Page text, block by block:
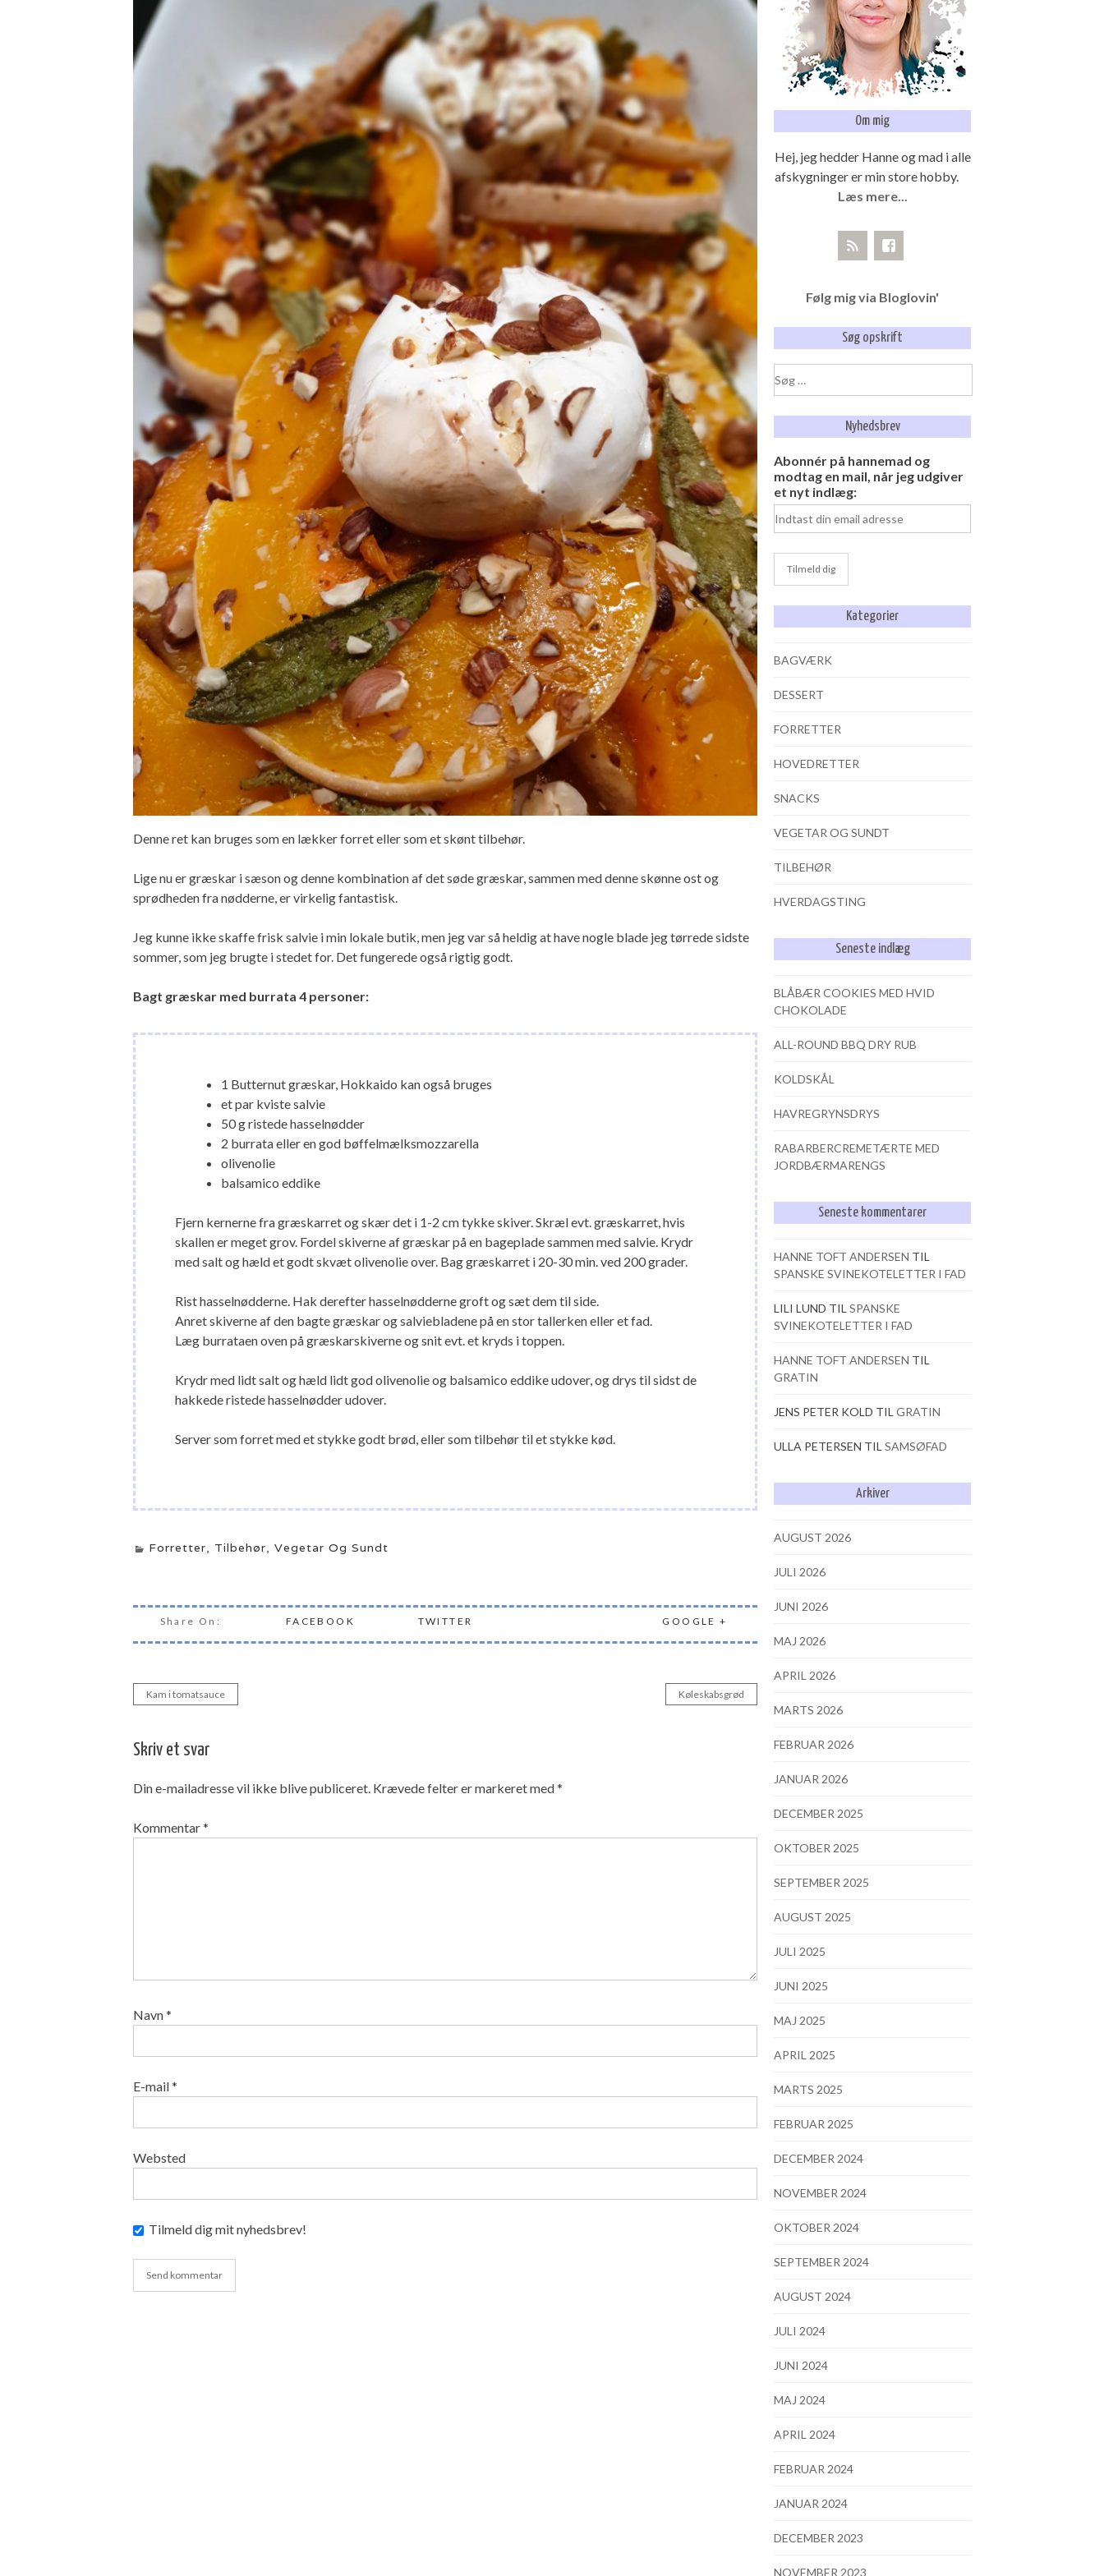
Denne ret kan bruges som en lækker forret eller som et skønt tilbehør.
Lige nu er græskar i sæson og denne kombination af det søde græskar, sammen med denne skønne ost og
sprødheden fra nødderne, er virkelig fantastisk.
Jeg kunne ikke skaffe frisk salvie i min lokale butik, men jeg var så heldig at have nogle blade jeg tørrede sidste
sommer, som jeg brugte i stedet for. Det fungerede også rigtig godt.
Bagt græskar med burrata 4 personer:
1 Butternut græskar, Hokkaido kan også bruges
et par kviste salvie
50 g ristede hasselnødder
2 burrata eller en god bøffelmælksmozzarella
olivenolie
balsamico eddike
Fjern kernerne fra græskarret og skær det i 1-2 cm tykke skiver. Skræl evt. græskarret, hvis
skallen er meget grov. Fordel skiverne af græskar på en bageplade sammen med salvie. Krydr
med salt og hæld et godt skvæt olivenolie over. Bag græskarret i 20-30 min. ved 200 grader.
Rist hasselnødderne. Hak derefter hasselnødderne groft og sæt dem til side.
Anret skiverne af den bagte græskar og salviebladene på en stor tallerken eller et fad.
Læg burrataen oven på græskarskiverne og snit evt. et kryds i toppen.
Krydr med lidt salt og hæld lidt god olivenolie og balsamico eddike udover, og drys til sidst de
hakkede ristede hasselnødder udover.
Server som forret med et stykke godt brød, eller som tilbehør til et stykke kød.
Forretter, Tilbehør, Vegetar Og Sundt
Share On: FACEBOOK TWITTER GOOGLE +
Indlægsnavigation
Kam i tomatsauce Køleskabsgrød
Skriv et svar
Din e-mailadresse vil ikke blive publiceret. Krævede felter er markeret med*
Kommentar*
Navn*
E-mail*
Websted
Tilmeld dig mit nyhedsbrev!
Om mig
Hej, jeg hedder Hanne og mad i alle
afskygninger er min store hobby.
Læs mere...
Følg mig via Bloglovin'
Søg opskrift
Søg
efter:
Nyhedsbrev
Abonnér på hannemad og
modtag en mail, når jeg udgiver
et nyt indlæg:
Kategorier
BAGVÆRK
DESSERT
FORRETTER
HOVEDRETTER
SNACKS
VEGETAR OG SUNDT
TILBEHØR
HVERDAGSTING
Seneste indlæg
BLÅBÆR COOKIES MED HVID
CHOKOLADE
ALL-ROUND BBQ DRY RUB
KOLDSKÅL
HAVREGRYNSDRYS
RABARBERCREMETÆRTE MED
JORDBÆRMARENGS
Seneste kommentarer
HANNE TOFT ANDERSEN TIL
SPANSKE SVINEKOTELETTER I FAD
LILI LUND TIL SPANSKE
SVINEKOTELETTER I FAD
HANNE TOFT ANDERSEN TIL
GRATIN
JENS PETER KOLD TIL GRATIN
ULLA PETERSEN TIL SAMSØFAD
Arkiver
AUGUST 2026
JULI 2026
JUNI 2026
MAJ 2026
APRIL 2026
MARTS 2026
FEBRUAR 2026
JANUAR 2026
DECEMBER 2025
OKTOBER 2025
SEPTEMBER 2025
AUGUST 2025
JULI 2025
JUNI 2025
MAJ 2025
APRIL 2025
MARTS 2025
FEBRUAR 2025
DECEMBER 2024
NOVEMBER 2024
OKTOBER 2024
SEPTEMBER 2024
AUGUST 2024
JULI 2024
JUNI 2024
MAJ 2024
APRIL 2024
FEBRUAR 2024
JANUAR 2024
DECEMBER 2023
NOVEMBER 2023